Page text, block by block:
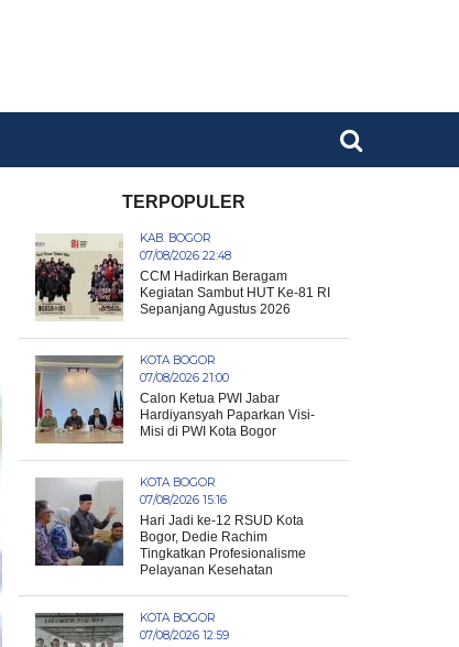
TERPOPULER
KAB. BOGOR
07/08/2026 22:48
CCM Hadirkan Beragam
Kegiatan Sambut HUT Ke-81 RI
Sepanjang Agustus 2026
KOTA BOGOR
07/08/2026 21:00
Calon Ketua PWI Jabar
Hardiyansyah Paparkan Visi-
Misi di PWI Kota Bogor
KOTA BOGOR
07/08/2026 15:16
Hari Jadi ke-12 RSUD Kota
Bogor, Dedie Rachim
Tingkatkan Profesionalisme
Pelayanan Kesehatan
KOTA BOGOR
07/08/2026 12:59